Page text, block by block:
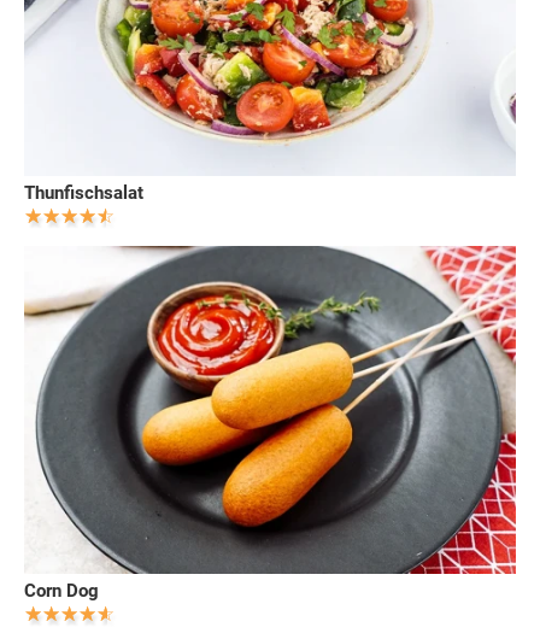
Thunfischsalat
Corn Dog